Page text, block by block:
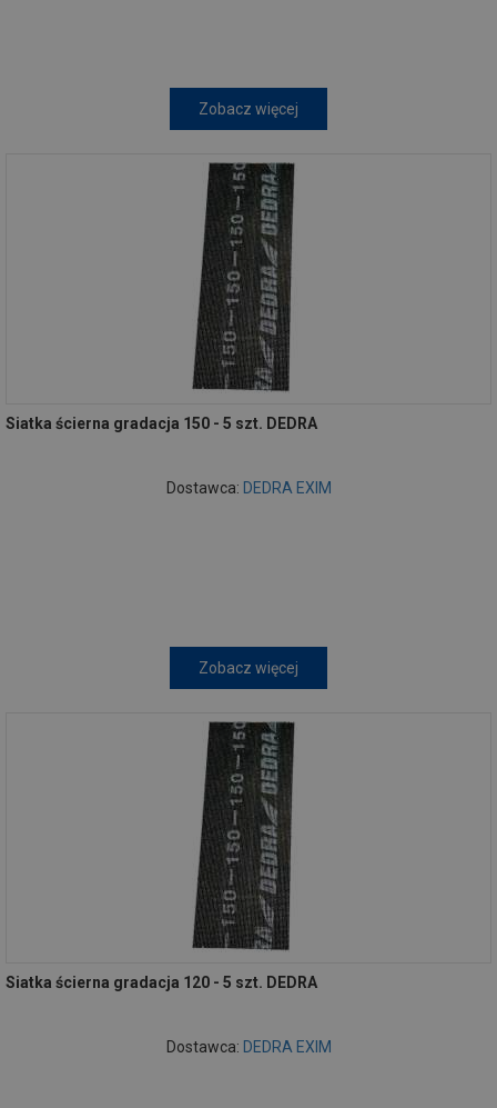
Zobacz więcej
Siatka ścierna gradacja 150 - 5 szt. DEDRA
Dostawca: DEDRA EXIM
Zobacz więcej
Siatka ścierna gradacja 120 - 5 szt. DEDRA
Dostawca: DEDRA EXIM